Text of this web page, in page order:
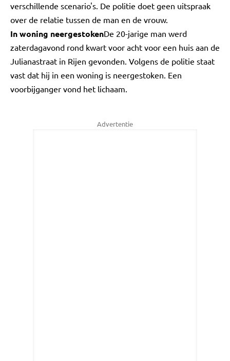
verschillende scenario's. De politie doet geen uitspraak
over de relatie tussen de man en de vrouw.
In woning neergestokenDe 20-jarige man werd
zaterdagavond rond kwart voor acht voor een huis aan de
Julianastraat in Rijen gevonden. Volgens de politie staat
vast dat hij in een woning is neergestoken. Een
voorbijganger vond het lichaam.
Advertentie